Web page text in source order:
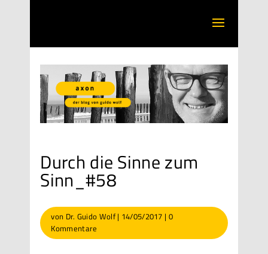
Durch die Sinne zum
Sinn_#58
von Dr. Guido Wolf| 14/05/2017 | 0
Kommentare